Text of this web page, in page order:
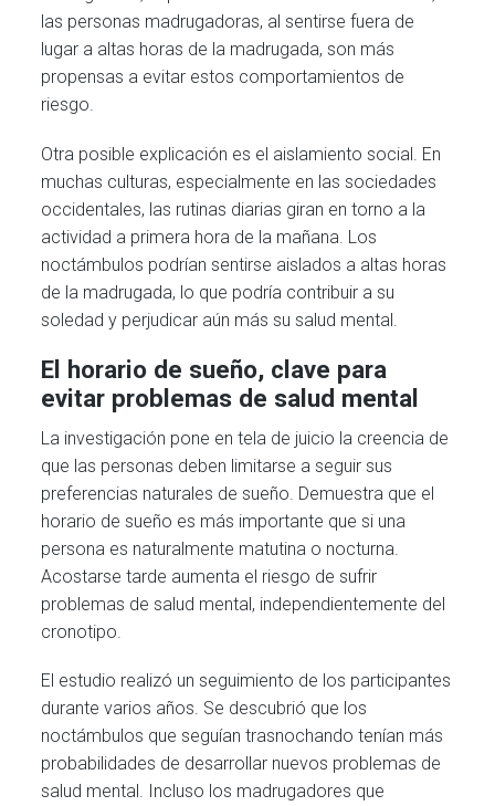
las personas madrugadoras, al sentirse fuera de
lugar a altas horas de la madrugada, son más
propensas a evitar estos comportamientos de
riesgo.
Otra posible explicación es el aislamiento social. En
muchas culturas, especialmente en las sociedades
occidentales, las rutinas diarias giran en torno a la
actividad a primera hora de la mañana. Los
noctámbulos podrían sentirse aislados a altas horas
de la madrugada, lo que podría contribuir a su
soledad y perjudicar aún más su salud mental.
El horario de sueño, clave para
evitar problemas de salud mental
La investigación pone en tela de juicio la creencia de
que las personas deben limitarse a seguir sus
preferencias naturales de sueño. Demuestra que el
horario de sueño es más importante que si una
persona es naturalmente matutina o nocturna.
Acostarse tarde aumenta el riesgo de sufrir
problemas de salud mental, independientemente del
cronotipo.
El estudio realizó un seguimiento de los participantes
durante varios años. Se descubrió que los
noctámbulos que seguían trasnochando tenían más
probabilidades de desarrollar nuevos problemas de
salud mental. Incluso los madrugadores que